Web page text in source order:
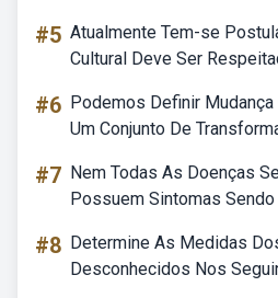
#5 Atualmente Tem-se
Cultural Deve Ser
#6 Podemos Definir
Um Conjunto De
#7 Nem Todas As Doenças
Possuem Sintomas
#8 Determine As Medidas
Desconhecidos Nos